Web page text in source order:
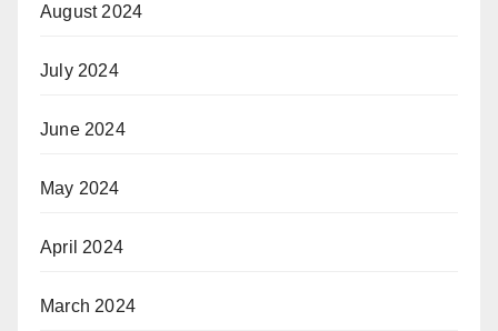
August 2024
July 2024
June 2024
May 2024
April 2024
March 2024